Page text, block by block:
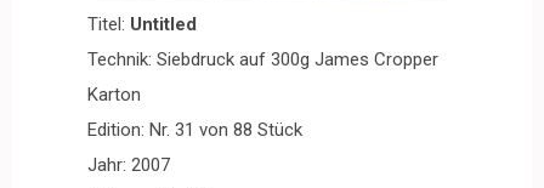
Titel: Untitled
Technik: Siebdruck auf 300g James Cropper
Karton
Edition: Nr. 31 von 88 Stück
Jahr: 2007